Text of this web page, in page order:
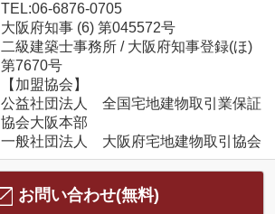
TEL:06-6876-0705
大阪府知事 (6) 第045572号
二級建築士事務所 / 大阪府知事登録(ほ)
第7670号
【加盟協会】
公益社団法人 全国宅地建物取引業保証
協会大阪本部
一般社団法人 大阪府宅地建物取引協会
お問い合わせ(無料)